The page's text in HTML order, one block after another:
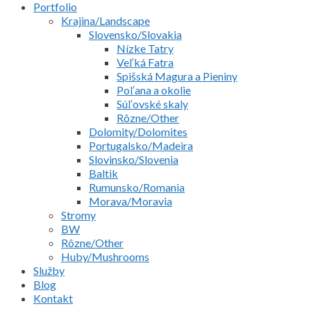
Portfolio
Krajina/Landscape
Slovensko/Slovakia
Nízke Tatry
Veľká Fatra
Spišská Magura a Pieniny
Poľana a okolie
Súľovské skaly
Rôzne/Other
Dolomity/Dolomites
Portugalsko/Madeira
Slovinsko/Slovenia
Baltik
Rumunsko/Romania
Morava/Moravia
Stromy
BW
Rôzne/Other
Huby/Mushrooms
Služby
Blog
Kontakt